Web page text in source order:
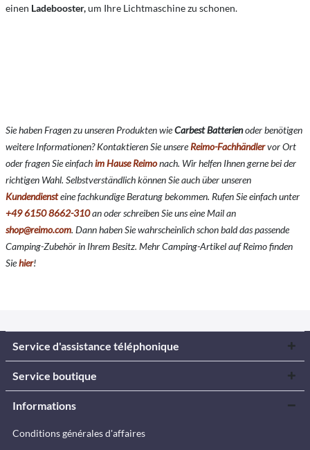
einen Ladebooster,um Ihre Lichtmaschine zu schonen.
Sie haben Fragen zu unseren Produkten wieCarbest Batterienoder benötigen
weitere Informationen? Kontaktieren Sie unsereReimo-Fachhändlervor Ort
oder fragen Sie einfachim Hause Reimonach. Wir helfen Ihnen gerne bei der
richtigen Wahl. Selbstverständlich können Sie auch über unseren
Kundendiensteine fachkundige Beratung bekommen. Rufen Sie einfach unter
+49 6150 8662-310an oder schreiben Sie uns eine Mail an
shop@reimo.com. Dann haben Sie wahrscheinlich schon bald das passende
Camping-Zubehör in Ihrem Besitz. Mehr Camping-Artikel auf Reimo finden
Siehier!
Service d'assistance téléphonique
Service boutique
Informations
Conditions générales d'affaires